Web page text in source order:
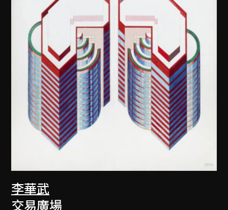
李華武
交易廣場